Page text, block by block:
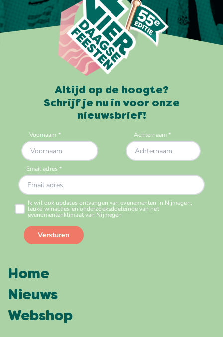
Altijd op de hoogte?
Schrijf je nu in voor onze
nieuwsbrief!
Home
Nieuws
Webshop